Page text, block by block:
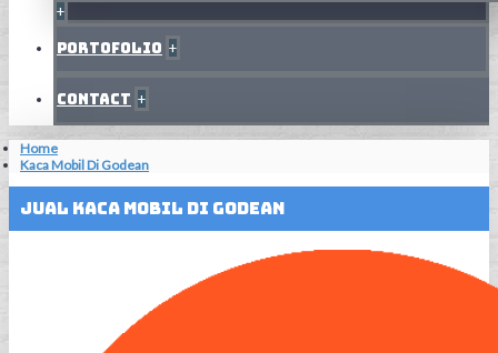
+
Portofolio +
Contact +
Home
Kaca Mobil Di Godean
Jual Kaca Mobil Di Godean